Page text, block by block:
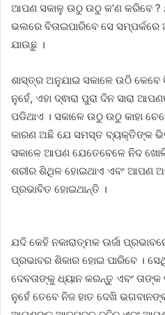
ଆପଣ ସକାଳୁ ଉଠୁ ଉଠୁ କ’ଣ କରିବେ ?
ଭଲରେ ବିତାଇପାରିବେ ସେ
ଯାଉଛୁ ।
ଶାସ୍ତ୍ର ଅନୁଯାଇ ସକାଳେ ଉଠି
ନୁହେଁ, ଏହା ଦ୍ଵାରା ପୁରା ଦିନ ସାରା
ପଡିଥାଏ । ସକାଳେ ଉଠୁ ଉଠୁ କାହା
କାରଣ ଅଛି ଯେ ସମସ୍ତ ବ୍ୟକ୍ତିଙ୍କ
ସକାଳେ ଆପଣ ଯେତେବେଳେ ନିଦ
ଶରୀର ଶିଥିଳ ହୋଇଥାଏ ଏବଂ ଆପଣ
ପ୍ରଭାବିତ ହୋଇଥାନ୍ତି ।
ଯଦି କେହି ନକାରାତ୍ମକ ଊର୍ଜା
ପ୍ରଭାବର ଶିକାର ହୋଇ ପାରିବେ ।
ଦେବତାଙ୍କୁ ଧ୍ୟାନ କରନ୍ତୁ ଏବଂ
ନୁହେଁ ତେବେ ନିଜ ହାତ ଦେଖି